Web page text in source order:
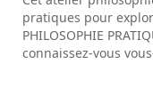
pratiques pour
PHILOSOPHIE
connaissez-vous